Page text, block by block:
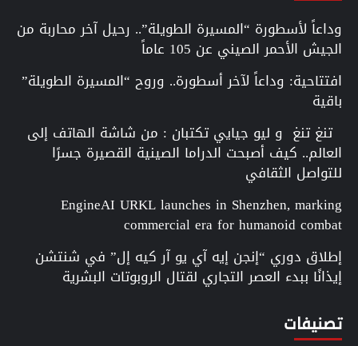
وداعاً لأسطورة “المسيرة الطويلة”.. رحيل آخر محاربة من
الجيش الأحمر الصيني عن 105 عاماً
افتتاحية: وداعاً لآخر أسطورة.. وروح “المسيرة الطويلة”
باقية
تنغ تنغ و ليو جيايي تكتبان : من شاشة الهاتف إلى
العالم.. كيف أصبحت الدراما الصينية القصيرة جسرًا
للتواصل الثقافي
EngineAI URKL launches in Shenzhen, marking
commercial era for humanoid combat
إطلاق دوري “إنجن إيه آي يو آر كيه إل” في شنتشن
إيذانًا ببدء العصر التجاري لقتال الروبوتات البشرية
تصنيفات